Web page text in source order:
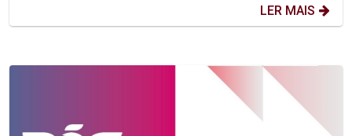
LER MAIS